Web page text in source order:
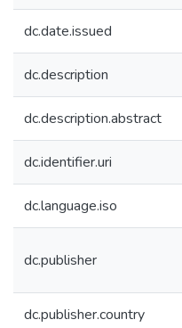
dc.date.issued
dc.description
dc.description.abstract
dc.identifier.uri
dc.language.iso
dc.publisher
dc.publisher.country